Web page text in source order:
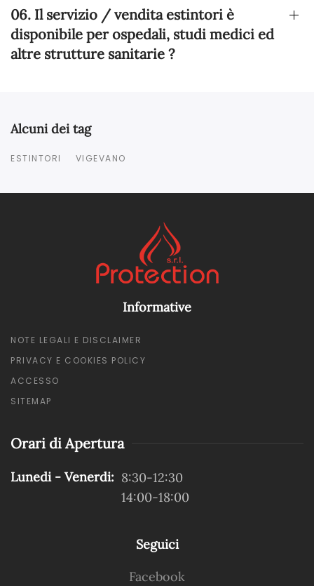
06. Il servizio / vendita estintori è
disponibile per ospedali, studi medici ed
altre strutture sanitarie ?
Alcuni dei tag
ESTINTORI VIGEVANO
Informative
NOTE LEGALI E DISCLAIMER
PRIVACY E COOKIES POLICY
ACCESSO
SITEMAP
Orari di Apertura
Lunedi - Venerdi: 8:30-12:30
14:00-18:00
Seguici
Facebook